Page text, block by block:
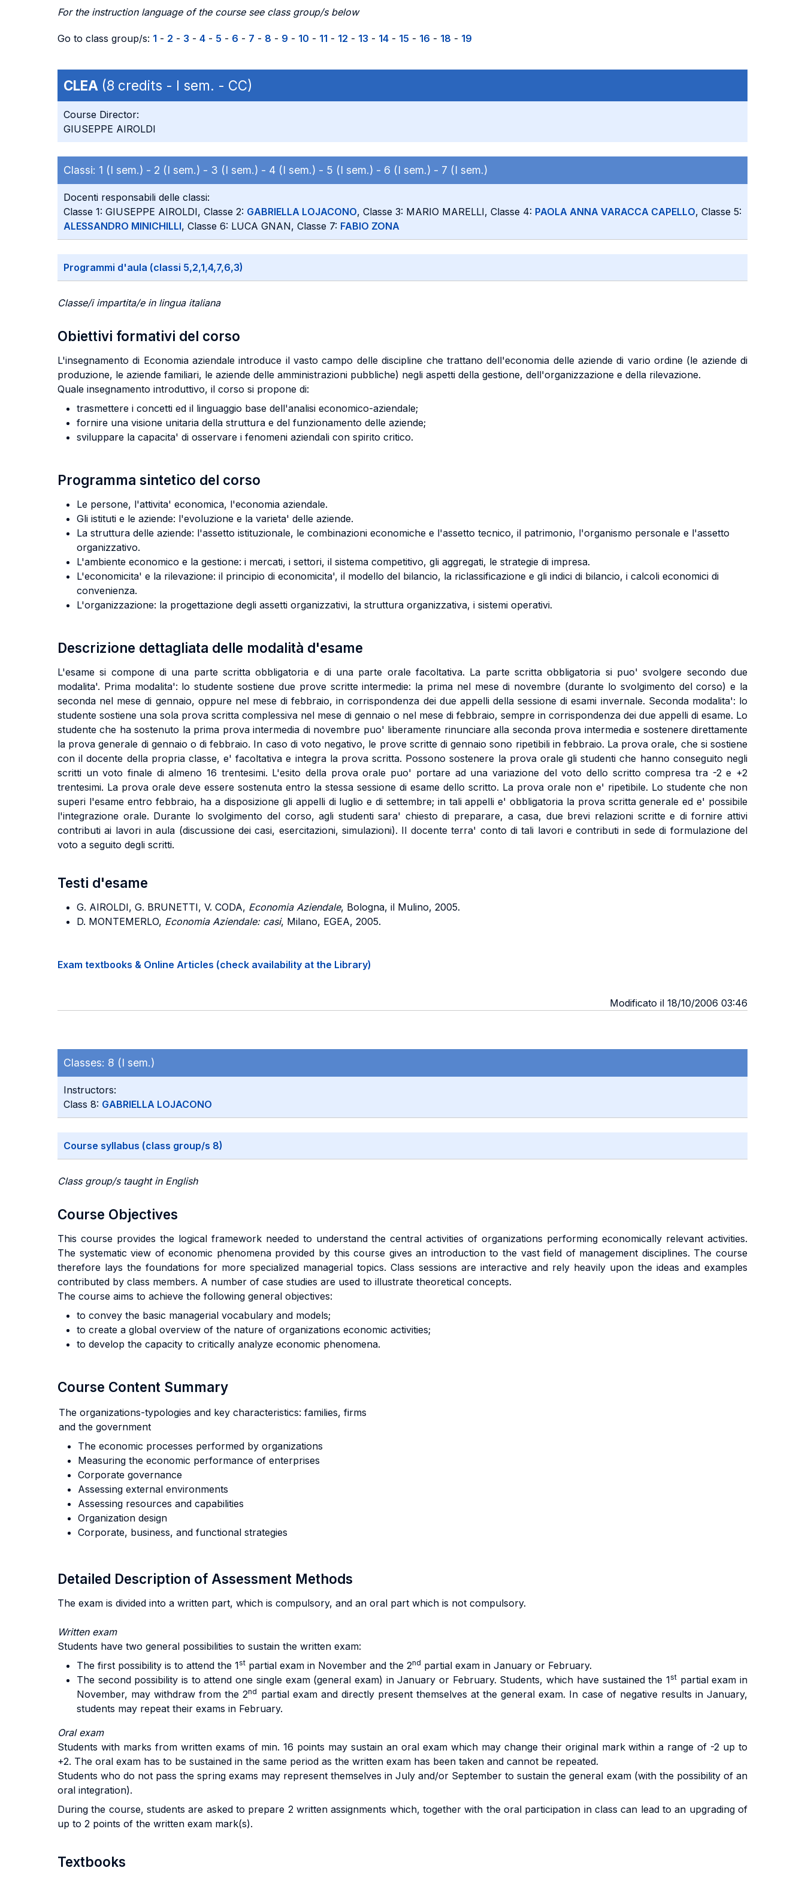
For the instruction language of the course see class group/s below
Go to class group/s: 1 - 2 - 3 - 4 - 5 - 6 - 7 - 8 - 9 - 10 - 11 - 12 - 13 - 14 - 15 - 16 - 18 - 19
CLEA (8 credits - I sem. - CC)
Course Director:
GIUSEPPE AIROLDI
Classi: 1 (I sem.) - 2 (I sem.) - 3 (I sem.) - 4 (I sem.) - 5 (I sem.) - 6 (I sem.) - 7 (I sem.)
Docenti responsabili delle classi:
Classe 1: GIUSEPPE AIROLDI, Classe 2: GABRIELLA LOJACONO, Classe 3: MARIO MARELLI, Classe 4: PAOLA ANNA VARACCA CAPELLO, Classe 5:
ALESSANDRO MINICHILLI, Classe 6: LUCA GNAN, Classe 7: FABIO ZONA
Programmi d'aula (classi 5,2,1,4,7,6,3)
Classe/i impartita/e in lingua italiana
Obiettivi formativi del corso
L'insegnamento di Economia aziendale introduce il vasto campo delle discipline che trattano dell'economia delle aziende di vario ordine (le aziende di
produzione, le aziende familiari, le aziende delle amministrazioni pubbliche) negli aspetti della gestione, dell'organizzazione e della rilevazione.
Quale insegnamento introduttivo, il corso si propone di:
trasmettere i concetti ed il linguaggio base dell'analisi economico-aziendale;
fornire una visione unitaria della struttura e del funzionamento delle aziende;
sviluppare la capacita' di osservare i fenomeni aziendali con spirito critico.
Programma sintetico del corso
Le persone, l'attivita' economica, l'economia aziendale.
Gli istituti e le aziende: l'evoluzione e la varieta' delle aziende.
La struttura delle aziende: l'assetto istituzionale, le combinazioni economiche e l'assetto tecnico, il patrimonio, l'organismo personale e l'assetto
organizzativo.
L'ambiente economico e la gestione: i mercati, i settori, il sistema competitivo, gli aggregati, le strategie di impresa.
L'economicita' e la rilevazione: il principio di economicita', il modello del bilancio, la riclassificazione e gli indici di bilancio, i calcoli economici di
convenienza.
L'organizzazione: la progettazione degli assetti organizzativi, la struttura organizzativa, i sistemi operativi.
Descrizione dettagliata delle modalità d'esame
L'esame si compone di una parte scritta obbligatoria e di una parte orale facoltativa. La parte scritta obbligatoria si puo' svolgere secondo due
modalita'. Prima modalita': lo studente sostiene due prove scritte intermedie: la prima nel mese di novembre (durante lo svolgimento del corso) e la
seconda nel mese di gennaio, oppure nel mese di febbraio, in corrispondenza dei due appelli della sessione di esami invernale. Seconda modalita': lo
studente sostiene una sola prova scritta complessiva nel mese di gennaio o nel mese di febbraio, sempre in corrispondenza dei due appelli di esame. Lo
studente che ha sostenuto la prima prova intermedia di novembre puo' liberamente rinunciare alla seconda prova intermedia e sostenere direttamente
la prova generale di gennaio o di febbraio. In caso di voto negativo, le prove scritte di gennaio sono ripetibili in febbraio. La prova orale, che si sostiene
con il docente della propria classe, e' facoltativa e integra la prova scritta. Possono sostenere la prova orale gli studenti che hanno conseguito negli
scritti un voto finale di almeno 16 trentesimi. L'esito della prova orale puo' portare ad una variazione del voto dello scritto compresa tra -2 e +2
trentesimi. La prova orale deve essere sostenuta entro la stessa sessione di esame dello scritto. La prova orale non e' ripetibile. Lo studente che non
superi l'esame entro febbraio, ha a disposizione gli appelli di luglio e di settembre; in tali appelli e' obbligatoria la prova scritta generale ed e' possibile
l'integrazione orale. Durante lo svolgimento del corso, agli studenti sara' chiesto di preparare, a casa, due brevi relazioni scritte e di fornire attivi
contributi ai lavori in aula (discussione dei casi, esercitazioni, simulazioni). Il docente terra' conto di tali lavori e contributi in sede di formulazione del
voto a seguito degli scritti.
Testi d'esame
G. AIROLDI, G. BRUNETTI, V. CODA, Economia Aziendale, Bologna, il Mulino, 2005.
D. MONTEMERLO, Economia Aziendale: casi, Milano, EGEA, 2005.
Exam textbooks & Online Articles (check availability at the Library)
Modificato il 18/10/2006 03:46
Classes: 8 (I sem.)
Instructors:
Class 8: GABRIELLA LOJACONO
Course syllabus (class group/s 8)
Class group/s taught in English
Course Objectives
This course provides the logical framework needed to understand the central activities of organizations performing economically relevant activities.
The systematic view of economic phenomena provided by this course gives an introduction to the vast field of management disciplines. The course
therefore lays the foundations for more specialized managerial topics. Class sessions are interactive and rely heavily upon the ideas and examples
contributed by class members. A number of case studies are used to illustrate theoretical concepts.
The course aims to achieve the following general objectives:
to convey the basic managerial vocabulary and models;
to create a global overview of the nature of organizations economic activities;
to develop the capacity to critically analyze economic phenomena.
Course Content Summary
The organizations-typologies and key characteristics: families, firms
and the government
The economic processes performed by organizations
Measuring the economic performance of enterprises
Corporate governance
Assessing external environments
Assessing resources and capabilities
Organization design
Corporate, business, and functional strategies
Detailed Description of Assessment Methods
The exam is divided into a written part, which is compulsory, and an oral part which is not compulsory.
Written exam
Students have two general possibilities to sustain the written exam:
The first possibility is to attend the 1st partial exam in November and the 2nd partial exam in January or February.
The second possibility is to attend one single exam (general exam) in January or February. Students, which have sustained the 1stpartial exam in
November, may withdraw from the 2nd partial exam and directly present themselves at the general exam. In case of negative results in January,
students may repeat their exams in February.
Oral exam
Students with marks from written exams of min. 16 points may sustain an oral exam which may change their original mark within a range of -2 up to
+2. The oral exam has to be sustained in the same period as the written exam has been taken and cannot be repeated.
Students who do not pass the spring exams may represent themselves in July and/or September to sustain the general exam (with the possibility of an
oral integration).
During the course, students are asked to prepare 2 written assignments which, together with the oral participation in class can lead to an upgrading of
up to 2 points of the written exam mark(s).
Textbooks